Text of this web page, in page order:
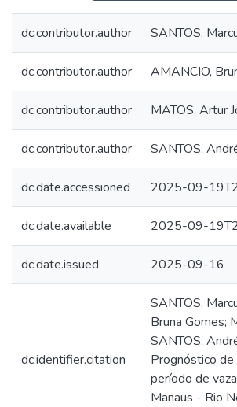
dc.contributor.author SANTOS,
dc.contributor.author AMANCIO,
dc.contributor.author MATOS, Artur
dc.contributor.author SANTOS,
dc.date.accessioned 2025-09-
dc.date.available 2025-09-
dc.date.issued 2025-09-16
dc.identifier.citation
SANTOS,
Bruna Gomes;
SANTOS,
Prognóstico
período de
Manaus - Rio